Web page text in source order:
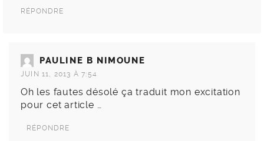
RÉPONDRE
PAULINE B NIMOUNE
JUIN 11, 2013 À 7:54
Oh les fautes désolé ça traduit mon excitation
pour cet article …
RÉPONDRE